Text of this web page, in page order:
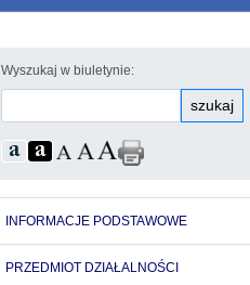
Wyszukaj w biuletynie:
szukaj
INFORMACJE PODSTAWOWE
PRZEDMIOT DZIAŁALNOŚCI